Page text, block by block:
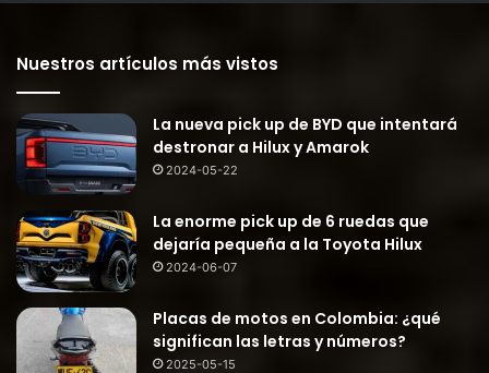
Nuestros artículos más vistos
La nueva pick up de BYD que intentará
destronar a Hilux y Amarok
2024-05-22
La enorme pick up de 6 ruedas que
dejaría pequeña a la Toyota Hilux
2024-06-07
Placas de motos en Colombia: ¿qué
significan las letras y números?
2025-05-15